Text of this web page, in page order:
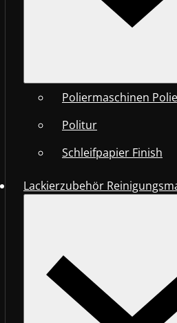
Poliermaschinen
Politur
Schleifpapier Finish
Lackierzubehör